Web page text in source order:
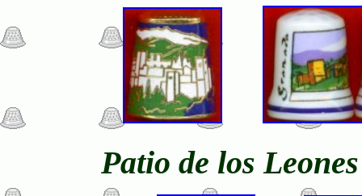
Patio de los